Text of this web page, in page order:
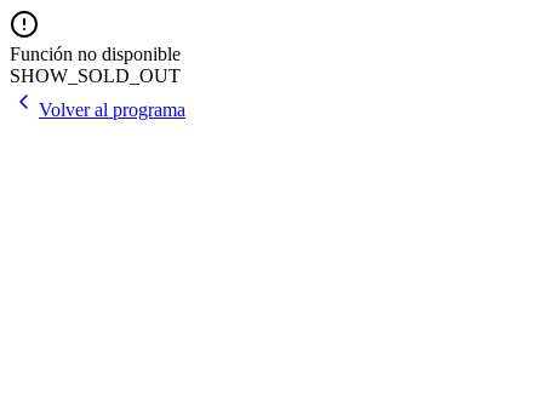
Función no disponible
SHOW_SOLD_OUT
Volver al programa